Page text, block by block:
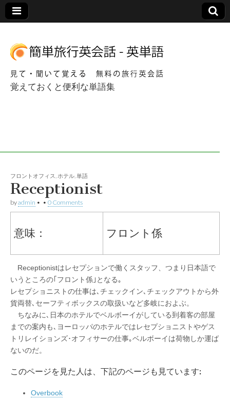
覚えておくと便利な単語集
フロントオフィス ホテル 単語
Receptionist
byadmin • • 0 Comments
意味： フロント係
Receptionistはレセプションで働くスタッフ、つまり日本語で
いうところの｢フロント係｣となる｡
レセプショニストの仕事は､チェックイン､チェックアウトから外
貨両替､セーフティボックスの取扱いなど多岐におよぶ。
ちなみに､日本のホテルでベルボーイがしている到着客の部屋
までの案内も､ヨーロッパのホテルではレセプショニストやゲス
トリレイションズ･オフィサーの仕事｡ベルボーイは荷物しか運ば
ないのだ。
このページを見た人は、下記のページも見ています:
Overbook